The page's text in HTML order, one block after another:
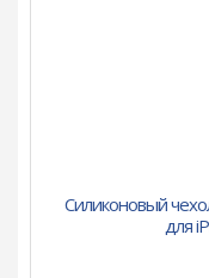
Силиконовый
для